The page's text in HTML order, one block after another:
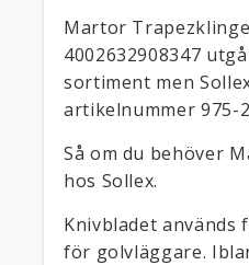
Martor Trapezklinge
4002632908347
sortiment men
artikelnummer 975-
Så om du behöver
hos Sollex.
Knivbladet
för golvläggare.